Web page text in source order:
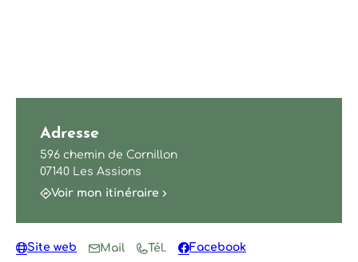
Adresse
596 chemin de Cornillon
07140 Les Assions
Voir mon itinéraire
Site web Mail Tél. Facebook